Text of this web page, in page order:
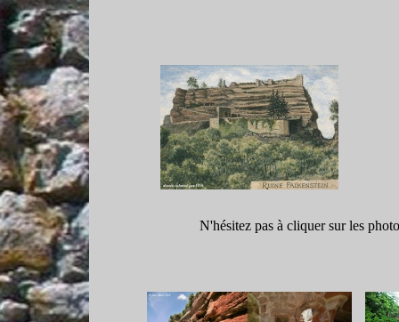
N'hésitez pas à cliquer sur les